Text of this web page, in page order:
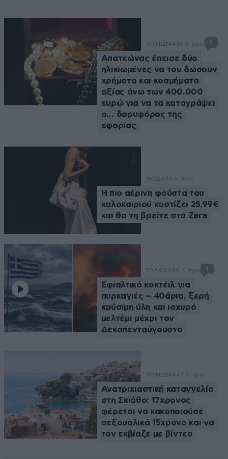
ΚΟΙΝΩΝΙΑ36 λ. πριν 2
Απατεώνας έπεισε δύο
ηλικιωμένες να του δώσουν
χρήματα και κοσμήματα
αξίας άνω των 400.000
ευρώ για να τα καταγράψει
ο… δορυφόρος της
εφορίας
ΜΟΔΑ39 λ. πριν
Η πιο αέρινη φούστα του
καλοκαιριού κοστίζει 25,99€
και θα τη βρείτε στα Zara
ΕΛΛΑΔΑ40 λ. πριν
Eφιαλτικό κοκτέιλ για
πυρκαγιές – 40άρια, ξερή
καύσιμη ύλη και ισχυρό
μελτέμι μέχρι τον
Δεκαπενταύγουστο
ΚΟΙΝΩΝΙΑ47 λ. πριν
Ανατριχιαστική καταγγελία
στη Σκιάθο: 17χρονος
φέρεται να κακοποιούσε
σεξουαλικά 15χρονο και να
τον εκβίαζε με βίντεο